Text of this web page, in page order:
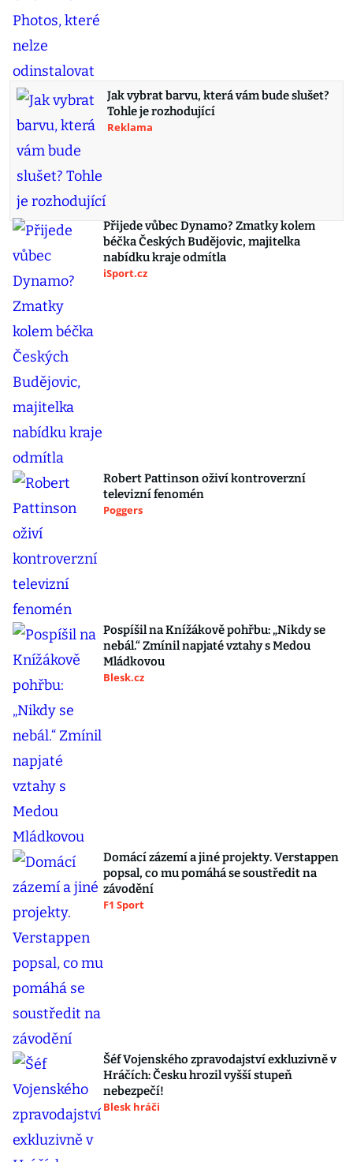
Jak vybrat barvu, která vám bude slušet?
Tohle je rozhodující
Reklama
Přijede vůbec Dynamo? Zmatky kolem
béčka Českých Budějovic, majitelka
nabídku kraje odmítla
iSport.cz
Robert Pattinson oživí kontroverzní
televizní fenomén
Poggers
Pospíšil na Knížákově pohřbu: „Nikdy se
nebál.“ Zmínil napjaté vztahy s Medou
Mládkovou
Blesk.cz
Domácí zázemí a jiné projekty. Verstappen
popsal, co mu pomáhá se soustředit na
závodění
F1 Sport
Šéf Vojenského zpravodajství exkluzivně v
Hráčích: Česku hrozil vyšší stupeň
nebezpečí!
Blesk hráči